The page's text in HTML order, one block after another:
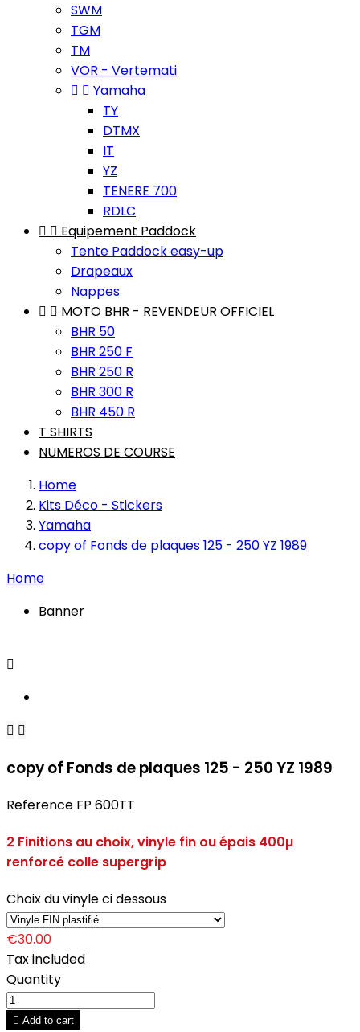
SWM
TGM
TM
VOR - Vertemati
  Yamaha
TY
DTMX
IT
YZ
TENERE 700
RDLC
  Equipement Paddock
Tente Paddock easy-up
Drapeaux
Nappes
  MOTO BHR - REVENDEUR OFFICIEL
BHR 50
BHR 250 F
BHR 250 R
BHR 300 R
BHR 450 R
T SHIRTS
NUMEROS DE COURSE
Home
Kits Déco - Stickers
Yamaha
copy of Fonds de plaques 125 - 250 YZ 1989
Home
Banner

 
copy of Fonds de plaques 125 - 250 YZ 1989
Reference FP 600TT
2 Finitions au choix, vinyle fin ou épais 400µ
renforcé colle supergrip
Choix du vinyle ci dessous
€30.00
Tax included
Quantity
 Add to cart